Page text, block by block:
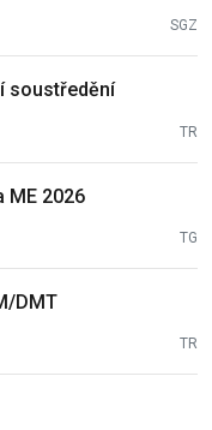
SGZ
soustředění
TR
ME 2026
TG
DMT
TR